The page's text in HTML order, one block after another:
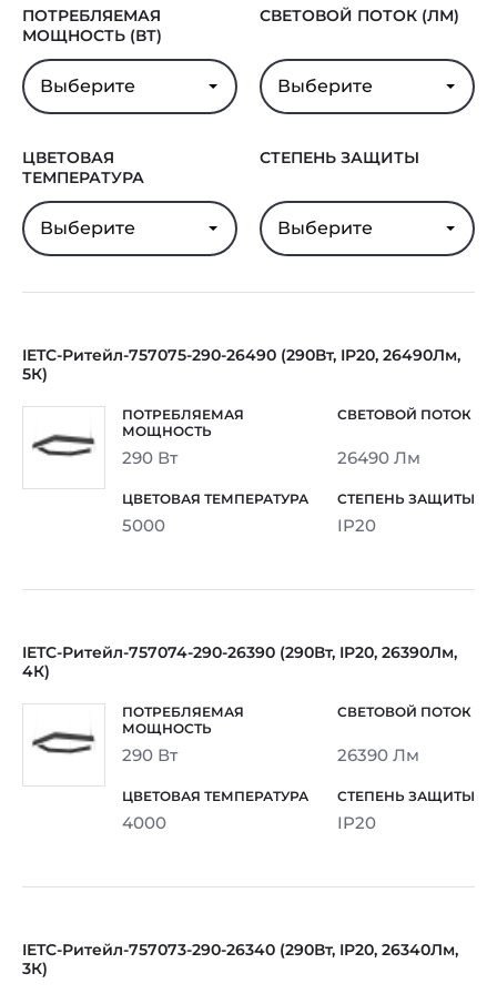
ПОТРЕБЛЯЕМАЯ
МОЩНОСТЬ (ВТ)
Выберите
СВЕТОВОЙ ПОТОК (ЛМ)
Выберите
ЦВЕТОВАЯ
ТЕМПЕРАТУРА
Выберите
СТЕПЕНЬ ЗАЩИТЫ
Выберите
IETC-Ритейл-757075-290-26490 (290Вт, IP20, 26490Лм,
5К)
290 Вт 26490 Лм
5000 IP20
IETC-Ритейл-757074-290-26390 (290Вт, IP20, 26390Лм,
4К)
290 Вт 26390 Лм
4000 IP20
IETC-Ритейл-757073-290-26340 (290Вт, IP20, 26340Лм,
3К)